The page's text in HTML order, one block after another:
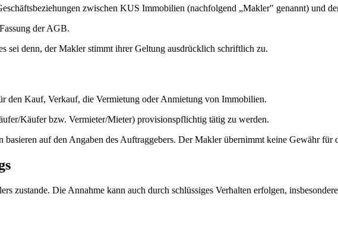
zwischen KUS Immobilien (nachfolgend „Makler" genannt) und
der AGB.
sei denn, der Makler stimmt ihrer Geltung ausdrücklich schriftlich zu.
den Kauf, Verkauf, die Vermietung oder Anmietung von Immobilien.
Käufer bzw. Vermieter/Mieter) provisionspflichtig tätig zu werden.
auf den Angaben des Auftraggebers. Der Makler übernimmt keine Gewähr
zustande. Die Annahme kann auch durch schlüssiges Verhalten erfolgen,